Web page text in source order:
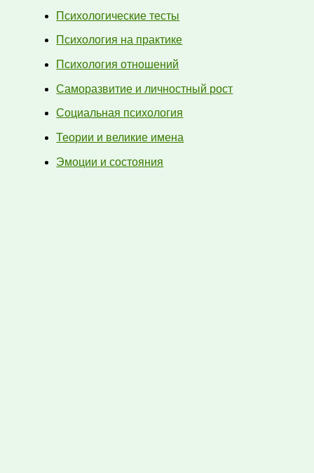
Психологические тесты
Психология на практике
Психология отношений
Саморазвитие и личностный рост
Социальная психология
Теории и великие имена
Эмоции и состояния